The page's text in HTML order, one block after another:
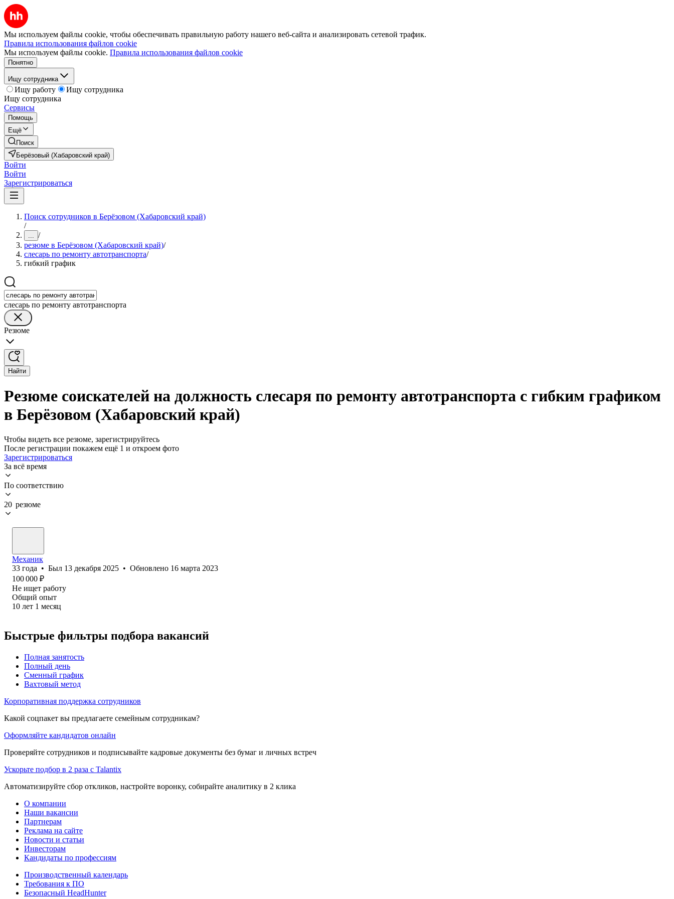
Мы используем файлы cookie, чтобы обеспечивать правильную работу нашего веб-сайта и анализировать сетевой трафик.
Правила использования файлов cookie
Мы используем файлы cookie. Правила использования файлов cookie
Понятно
Ищу сотрудника
Ищу работу
Ищу сотрудника
Ищу сотрудника
Сервисы
Помощь
Ещё
Поиск
Берёзовый (Хабаровский край)
Войти
Войти
Зарегистрироваться
Поиск сотрудников в Берёзовом (Хабаровский край)
/
... /
резюме в Берёзовом (Хабаровский край)/
слесарь по ремонту автотранспорта/
гибкий график
слесарь по ремонту автотранспорта
Резюме
Найти
Резюме соискателей на должность слесаря по ремонту автотранспорта с гибким графиком
в Берёзовом (Хабаровский край)
Чтобы видеть все резюме, зарегистрируйтесь
После регистрации покажем ещё 1 и откроем фото
Зарегистрироваться
За всё время
По соответствию
20 резюме
Механик
33 года • Был 13 декабря 2025 • Обновлено 16 марта 2023
100 000 ₽
Не ищет работу
Общий опыт
10 лет 1 месяц
Быстрые фильтры подбора вакансий
Полная занятость
Полный день
Сменный график
Вахтовый метод
Корпоративная поддержка сотрудников
Какой соцпакет вы предлагаете семейным сотрудникам?
Оформляйте кандидатов онлайн
Проверяйте сотрудников и подписывайте кадровые документы без бумаг и личных встреч
Ускорьте подбор в 2 раза с Talantix
Автоматизируйте сбор откликов, настройте воронку, собирайте аналитику в 2 клика
О компании
Наши вакансии
Партнерам
Реклама на сайте
Новости и статьи
Инвесторам
Кандидаты по профессиям
Производственный календарь
Требования к ПО
Безопасный HeadHunter